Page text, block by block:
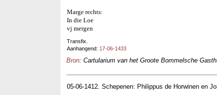
Marge rechts:
In die Loe
vj mergen
Transfix.
Aanhangend: 17-06-1433
Bron: Cartularium van het Groote Bommelsche
05-06-1412. Schepenen: Philippus de Horwinen en